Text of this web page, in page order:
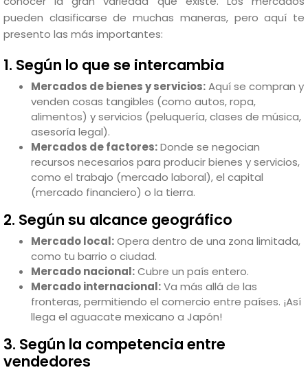
pueden clasificarse de muchas maneras, pero aquí te
presento las más importantes:
1. Según lo que se intercambia
Mercados de bienes y servicios:Aquí se compran y
venden cosas tangibles (como autos, ropa,
alimentos) y servicios (peluquería, clases de música,
asesoría legal).
Mercados de factores:Donde se negocian
recursos necesarios para producir bienes y servicios,
como el trabajo (mercado laboral), el capital
(mercado financiero) o la tierra.
2. Según su alcance geográfico
Mercado local:Opera dentro de una zona limitada,
como tu barrio o ciudad.
Mercado nacional:Cubre un país entero.
Mercado internacional:Va más allá de las
fronteras, permitiendo el comercio entre países. ¡Así
llega el aguacate mexicano a Japón!
3. Según la competencia entre
vendedores